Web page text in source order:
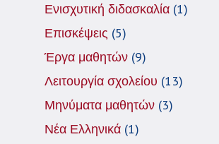
Ενισχυτική διδασκαλία(1)
Επισκέψεις (5)
Έργα μαθητών(9)
Λειτουργία σχολείου (13)
Μηνύματα μαθητών(3)
Νέα Ελληνικά(1)